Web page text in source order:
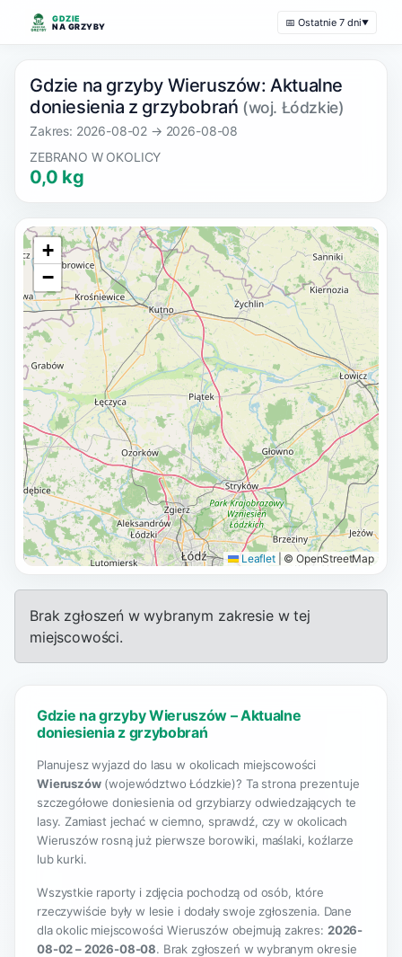
GDZIE
NA GRZYBY
📅 Ostatnie 7 dni▼
Gdzie na grzyby Wieruszów: Aktualne
doniesienia z grzybobrań (woj. Łódzkie)
Zakres: 2026-08-02 → 2026-08-08
ZEBRANO W OKOLICY
0,0 kg
+
−
Leaflet © OpenStreetMap
Brak zgłoszeń w wybranym zakresie w tej
miejscowości.
Gdzie na grzyby Wieruszów – Aktualne
doniesienia z grzybobrań
Planujesz wyjazd do lasu w okolicach miejscowości
Wieruszów(województwo Łódzkie)? Ta strona prezentuje
szczegółowe doniesienia od grzybiarzy odwiedzających te
lasy. Zamiast jechać w ciemno, sprawdź, czy w okolicach
Wieruszów rosną już pierwsze borowiki, maślaki, koźlarze
lub kurki.
Wszystkie raporty i zdjęcia pochodzą od osób, które
rzeczywiście były w lesie i dodały swoje zgłoszenia. Dane
dla okolic miejscowości Wieruszów obejmują zakres: 2026-
08-02 – 2026-08-08. Brak zgłoszeń w wybranym okresie